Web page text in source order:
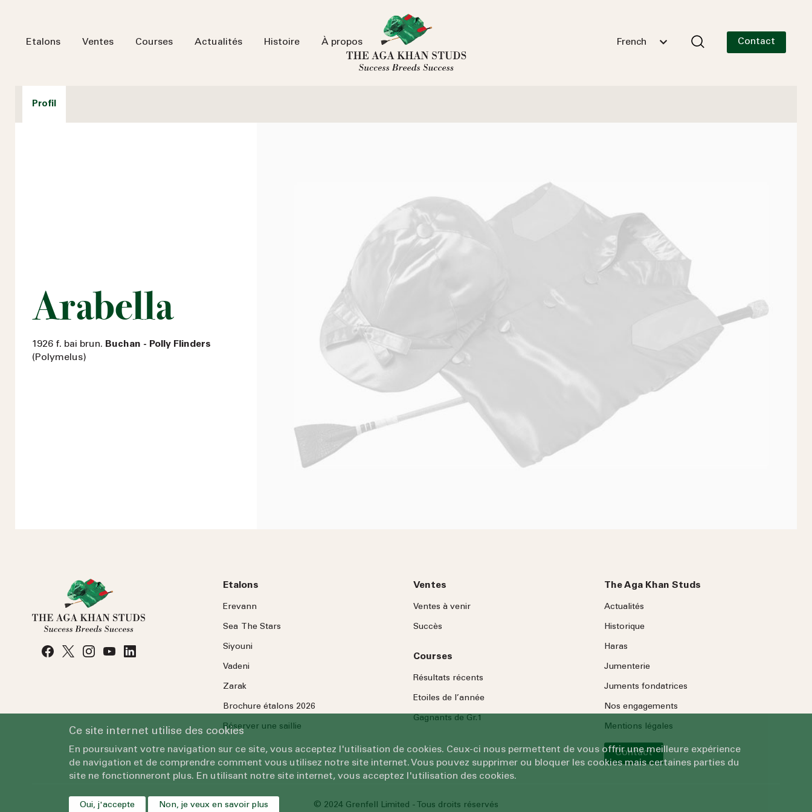
Etalons Ventes Courses Actualités Histoire À propos French Contact
Profil
Arabella
1926 f. bai brun. Buchan - Polly Flinders
(Polymelus)
Etalons
Erevann
Sea TheStars
Siyouni
Vadeni
Zarak
Brochure étalons 2026
Réserver une saillie
Ventes
Ventes à venir
Succès
Courses
Résultats récents
Etoiles de l’année
Gagnants de Gr.1
The Aga Khan Studs
Actualités
Historique
Haras
Jumenterie
Juments fondatrices
Nos engagements
Mentions légales
Contact
© 2024 Grenfell Limited - Tous droits réservés
Ce site internet utilise des cookies
En poursuivant votre navigation sur ce site, vous acceptez l'utilisation de cookies. Ceux-ci nous permettent de vous offrir une meilleure expérience
de navigation et de comprendre comment vous utilisez notre site internet. Vous pouvez supprimer ou bloquer les cookies mais certaines parties du
site ne fonctionneront plus. En utilisant notre site internet, vous acceptez l'utilisation des cookies.
Oui, j'accepte Non, je veux en savoir plus